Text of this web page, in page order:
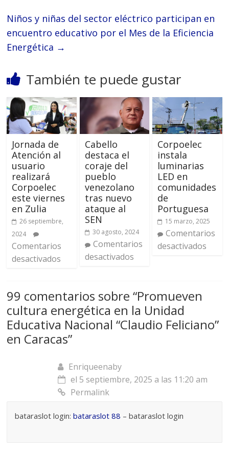
Niños y niñas del sector eléctrico participan en
encuentro educativo por el Mes de la Eficiencia
Energética →
También te puede gustar
Jornada de
Atención al
usuario
realizará
Corpoelec
este viernes
en Zulia
26 septiembre,
2024
Comentarios
desactivados
Cabello
destaca el
coraje del
pueblo
venezolano
tras nuevo
ataque al
SEN
30 agosto, 2024
Comentarios
desactivados
Corpoelec
instala
luminarias
LED en
comunidades
de
Portuguesa
15 marzo, 2025
Comentarios
desactivados
99 comentarios sobre “Promueven
cultura energética en la Unidad
Educativa Nacional “Claudio Feliciano”
en Caracas”
Enriqueenaby
el 5 septiembre, 2025 a las 11:20 am
Permalink
bataraslot login:bataraslot 88 – bataraslot login